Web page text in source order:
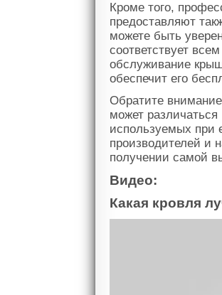
Кроме того,
предоставляют
можете быть
соответствует
обслуживание
обеспечит его
Обратите
может
используемых при
производителей и
получении самой
Видео:
Какая кровля